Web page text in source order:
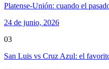
Platense-Unión: cuando el
24 de junio, 2026
03
San Luis vs Cruz Azul: el